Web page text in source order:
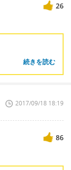
26
続きを読む
2017/09/18 18:19
86